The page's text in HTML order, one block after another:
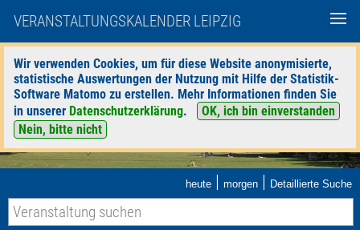
VERANSTALTUNGSKALENDER LEIPZIG
Wir verwenden Cookies, um für diese Website anonymisierte,
statistische Auswertungen der Nutzung mit Hilfe der Statistik-
Software Matomo zu erstellen. Mehr Informationen finden Sie
in unserer Datenschutzerklärung.
OK, ich bin einverstanden
Nein, bitte nicht
heute | morgen | Detaillierte Suche